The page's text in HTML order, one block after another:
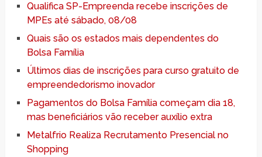
Qualifica SP-Empreenda recebe inscrições de
MPEs até sábado, 08/08
Quais são os estados mais dependentes do
Bolsa Família
Últimos dias de inscrições para curso gratuito de
empreendedorismo inovador
Pagamentos do Bolsa Família começam dia 18,
mas beneficiários vão receber auxílio extra
Metalfrio Realiza Recrutamento Presencial no
Shopping